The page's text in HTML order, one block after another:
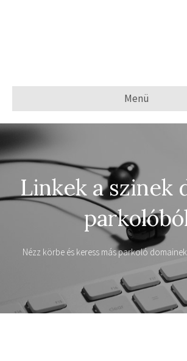
Menü
Linkek a szinek
Nézz körbe és keress más parkoló